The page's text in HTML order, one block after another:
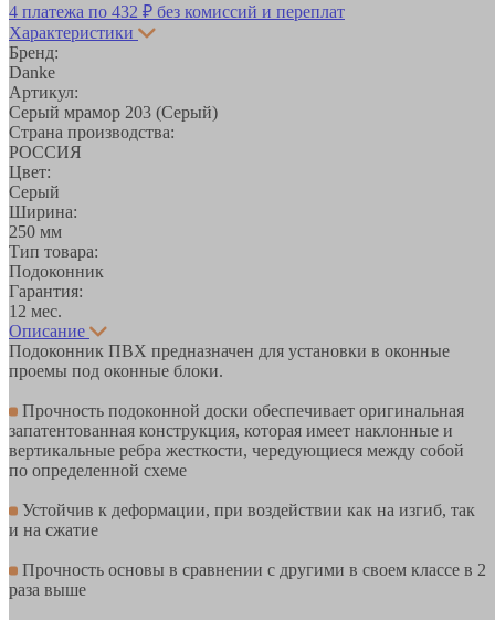
4 платежа по 432 ₽ без комиссий и переплат
Характеристики
Бренд:
Danke
Артикул:
Серый мрамор 203 (Серый)
Страна производства:
РОССИЯ
Цвет:
Серый
Ширина:
250 мм
Тип товара:
Подоконник
Гарантия:
12 мес.
Описание
Подоконник ПВХ предназначен для установки в оконные
проемы под оконные блоки.
Прочность подоконной доски обеспечивает оригинальная
запатентованная конструкция, которая имеет наклонные и
вертикальные ребра жесткости, чередующиеся между собой
по определенной схеме
Устойчив к деформации, при воздействии как на изгиб, так
и на сжатие
Прочность основы в сравнении с другими в своем классе в 2
раза выше